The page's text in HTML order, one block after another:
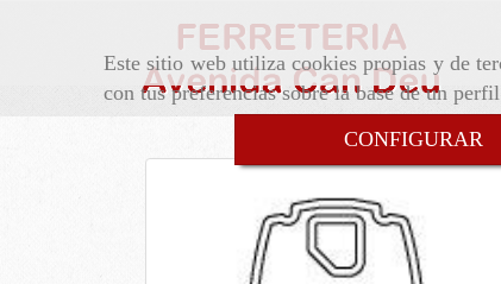
Este sitio web utiliza cookies propias y de
con tus preferencias sobre la base de un
CONFIGURAR